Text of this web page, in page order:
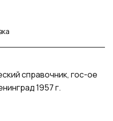
справочник, гос-ое
1957 г.